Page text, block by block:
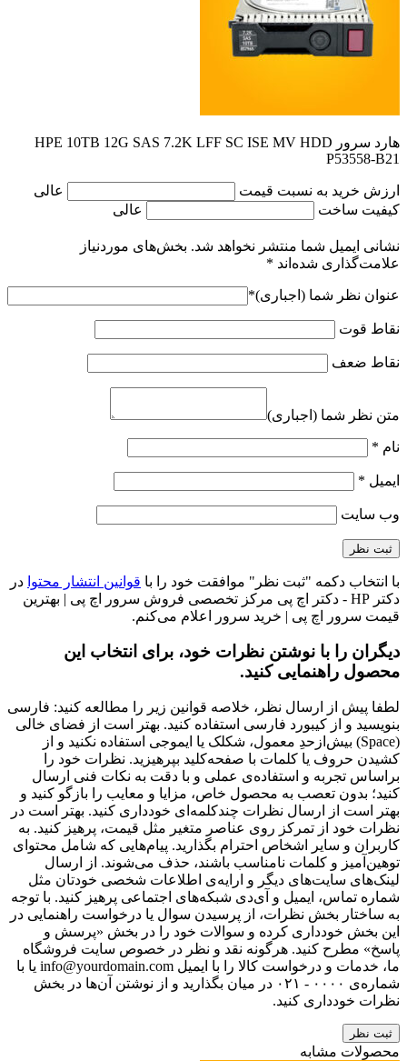
هارد سرور HPE 10TB 12G SAS 7.2K LFF SC ISE MV HDD
P53558-B21
ارزش خرید به نسبت قیمت
عالی
کیفیت ساخت
عالی
نشانی ایمیل شما منتشر نخواهد شد. بخش‌های موردنیاز
علامت‌گذاری شده‌اند *
عنوان نظر شما (اجباری)*
نقاط قوت
نقاط ضعف
متن نظر شما (اجباری)
نام *
ایمیل *
وب‌ سایت
با انتخاب دکمه "ثبت نظر" موافقت خود را با قوانین انتشار محتوا در
دکتر HP - دکتر اچ پی مرکز تخصصی فروش سرور اچ پی | بهترین
قیمت سرور اچ پی | خرید سرور اعلام می‌کنم.
دیگران را با نوشتن نظرات خود، برای انتخاب این
محصول راهنمایی کنید.
لطفا پیش از ارسال نظر، خلاصه قوانین زیر را مطالعه کنید: فارسی
بنویسید و از کیبورد فارسی استفاده کنید. بهتر است از فضای خالی
(Space) بیش‌از‌حدِ معمول، شکلک یا ایموجی استفاده نکنید و از
کشیدن حروف یا کلمات با صفحه‌کلید بپرهیزید. نظرات خود را
براساس تجربه و استفاده‌ی عملی و با دقت به نکات فنی ارسال
کنید؛ بدون تعصب به محصول خاص، مزایا و معایب را بازگو کنید و
بهتر است از ارسال نظرات چندکلمه‌‌ای خودداری کنید. بهتر است در
نظرات خود از تمرکز روی عناصر متغیر مثل قیمت، پرهیز کنید. به
کاربران و سایر اشخاص احترام بگذارید. پیام‌هایی که شامل محتوای
توهین‌آمیز و کلمات نامناسب باشند، حذف می‌شوند. از ارسال
لینک‌های سایت‌های دیگر و ارایه‌ی اطلاعات شخصی خودتان مثل
شماره تماس، ایمیل و آی‌دی شبکه‌های اجتماعی پرهیز کنید. با توجه
به ساختار بخش نظرات، از پرسیدن سوال یا درخواست راهنمایی در
این بخش خودداری کرده و سوالات خود را در بخش «پرسش و
پاسخ» مطرح کنید. هرگونه نقد و نظر در خصوص سایت فروشگاه
ما، خدمات و درخواست کالا را با ایمیل info@yourdomain.com یا با
شماره‌ی ۰۰۰۰ - ۰۲۱ در میان بگذارید و از نوشتن آن‌ها در بخش
نظرات خودداری کنید.
ثبت نظر
محصولات مشابه